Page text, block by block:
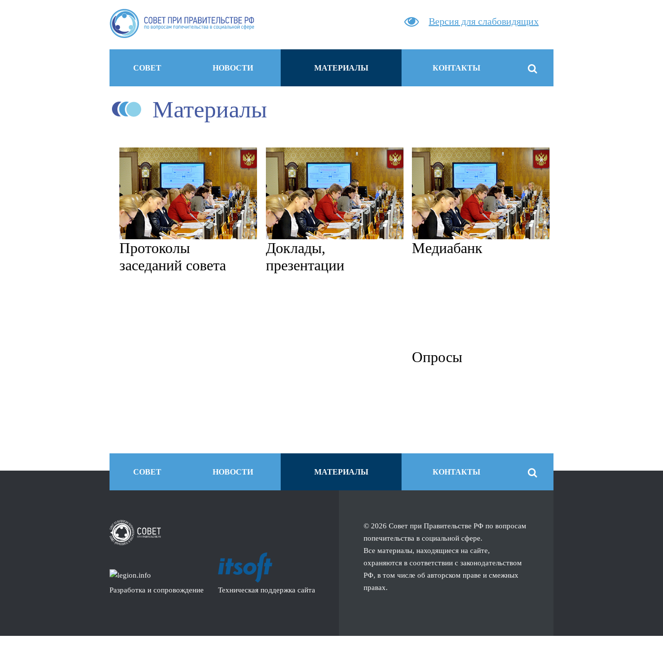
Версия для слабовидящих
СОВЕТ НОВОСТИ МАТЕРИАЛЫ КОНТАКТЫ
Материалы
Протоколы
заседаний совета
Доклады,
презентации
Медиабанк
Опросы
СОВЕТ НОВОСТИ МАТЕРИАЛЫ КОНТАКТЫ
Разработка и сопровождение Техническая поддержка сайта
© 2026 Совет при Правительстве РФ по вопросам
попечительства в социальной сфере.
Все материалы, находящиеся на сайте,
охраняются в соответствии с законодательством
РФ, в том числе об авторском праве и смежных
правах.